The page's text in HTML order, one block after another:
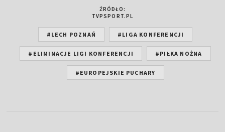
ŹRÓDŁO:
TVPSPORT.PL
#LECH POZNAŃ #LIGA KONFERENCJI
#ELIMINACJE LIGI KONFERENCJI #PIŁKA NOŻNA
#EUROPEJSKIE PUCHARY